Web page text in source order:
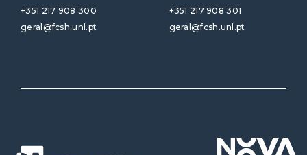
+351 217 908 300
geral@fcsh.unl.pt
+351 217 908 301
geral@fcsh.unl.pt